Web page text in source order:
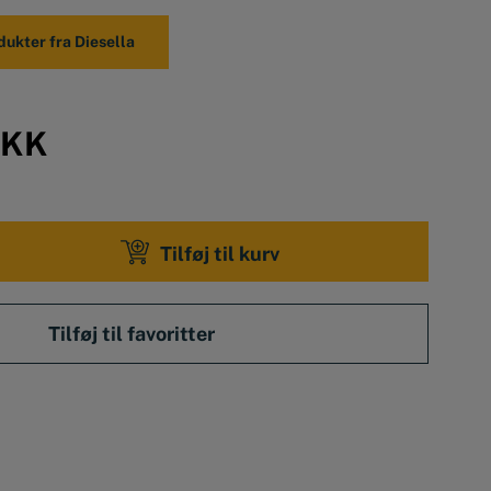
stabil PVC/stål kasse
fra Diesella
Tilføj til kurv